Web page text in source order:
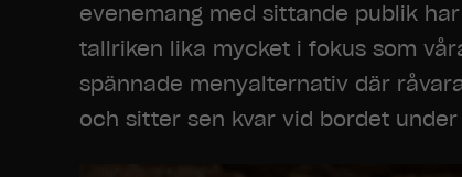
evenemang med sittande publik
tallriken lika mycket i fokus som
spännade menyalternativ där
och sitter sen kvar vid bordet